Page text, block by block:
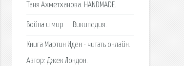
Таня Ахметханова. HANDMADE.
Война и мир — Википедия.
Книга Мартин Иден - читать онлайн.
Автор: Джек Лондон.